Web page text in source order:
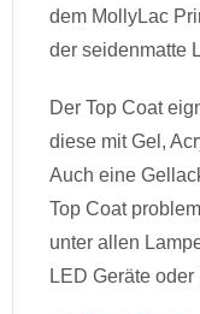
dem MollyLac
der seidenmatte
Der Top Coat
diese mit Gel,
Auch eine
Top Coat
unter allen
LED Geräte